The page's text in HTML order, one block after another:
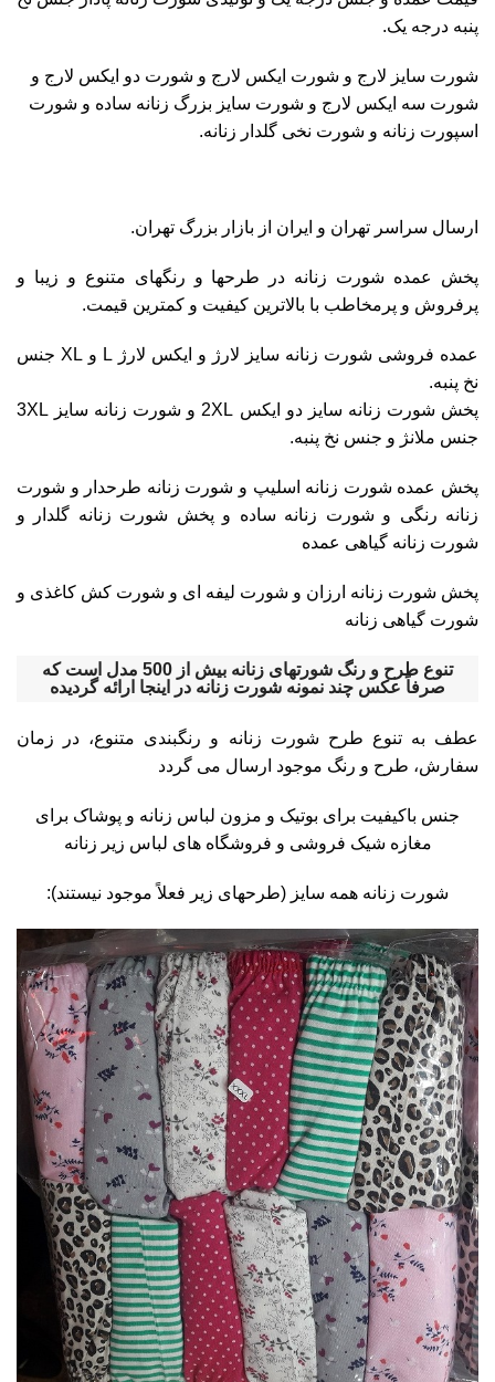
پنبه درجه یک.
شورت سایز لارج و شورت ایکس لارج و شورت دو ایکس لارج و
شورت سه ایکس لارج و شورت سایز بزرگ زنانه ساده و شورت
اسپورت زنانه و شورت نخی گلدار زنانه.
ارسال سراسر تهران و ایران از بازار بزرگ تهران.
پخش عمده شورت زنانه در طرحها و رنگهای متنوع و زیبا و
پرفروش و پرمخاطب با بالاترین کیفیت و کمترین قیمت.
عمده فروشی شورت زنانه سایز لارژ و ایکس لارژ L و XL جنس
نخ پنبه.
پخش شورت زنانه سایز دو ایکس 2XL و شورت زنانه سایز 3XL
جنس ملانژ و جنس نخ پنبه.
پخش عمده شورت زنانه اسلیپ و شورت زنانه طرحدار و شورت
زنانه رنگی و شورت زنانه ساده و پخش شورت زنانه گلدار و
شورت زنانه گیاهی عمده
پخش شورت زنانه ارزان و شورت لیفه ای و شورت کش کاغذی و
شورت گیاهی زنانه
تنوع طرح و رنگ شورتهای زنانه بیش از 500 مدل است که
صرفاً عکس چند نمونه شورت زنانه در اینجا ارائه گردیده
عطف به تنوع طرح شورت زنانه و رنگبندی متنوع، در زمان
سفارش، طرح و رنگ موجود ارسال می گردد
جنس باکیفیت برای بوتیک و مزون لباس زنانه و پوشاک برای
مغازه شیک فروشی و فروشگاه های لباس زیر زنانه
شورت زنانه همه سایز (طرحهای زیر فعلاً موجود نیستند):